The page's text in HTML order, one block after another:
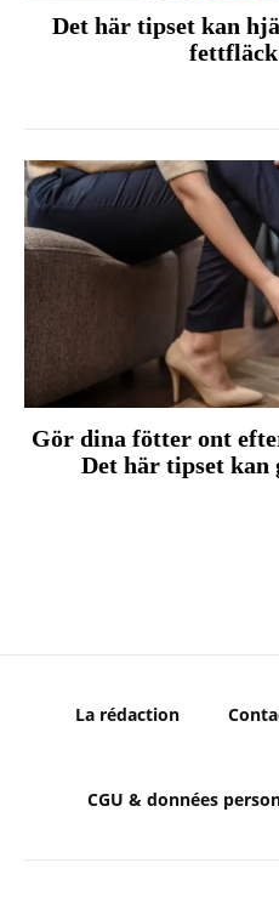
Det här tipset kan
Gör dina fötter ont
Det här tipset kan
La rédaction
CGU & données